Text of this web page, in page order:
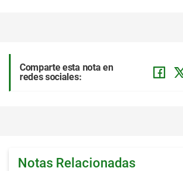
Comparte esta nota en
redes sociales:
Notas Relacionadas